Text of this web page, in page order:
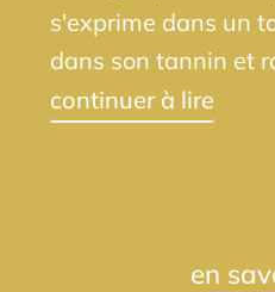
s'exprime dans un
dans son tannin et
continuer à lire
en